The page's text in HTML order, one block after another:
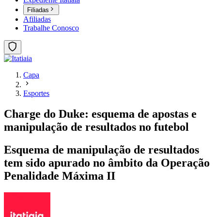
Filiadas
Afiliadas
Trabalhe Conosco
Capa
Esportes
Charge do Duke: esquema de apostas e
manipulação de resultados no futebol
Esquema de manipulação de resultados
tem sido apurado no âmbito da Operação
Penalidade Máxima II